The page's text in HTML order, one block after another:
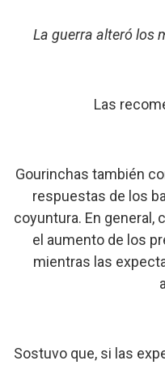
La guerra alteró los
Las
Gourinchas también
respuestas de los
coyuntura. En general,
el aumento de los
mientras las
Sostuvo que, si las